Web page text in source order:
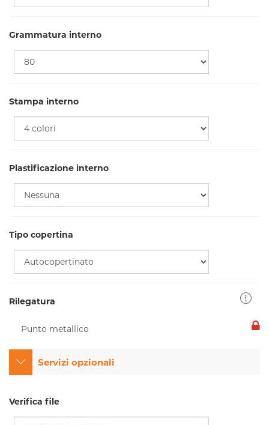
Grammatura interno
Stampa interno
Plastificazione interno
Tipo copertina
Rilegatura
Servizi opzionali
Verifica file